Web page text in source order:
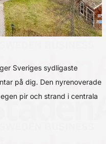
Sveriges sydligaste
på dig. Den nyrenoverade
pir och strand i centrala